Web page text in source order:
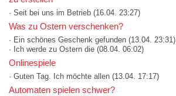
· Seit bei uns im Betrieb (16.04. 23:27)
Was zu Ostern verschenken?
· Ein schönes Geschenk gefunden (13.04. 23:31)
· Ich werde zu Ostern die (08.04. 06:02)
Onlinespiele
· Guten Tag. Ich möchte allen (13.04. 17:17)
Automaten spielen schwer?